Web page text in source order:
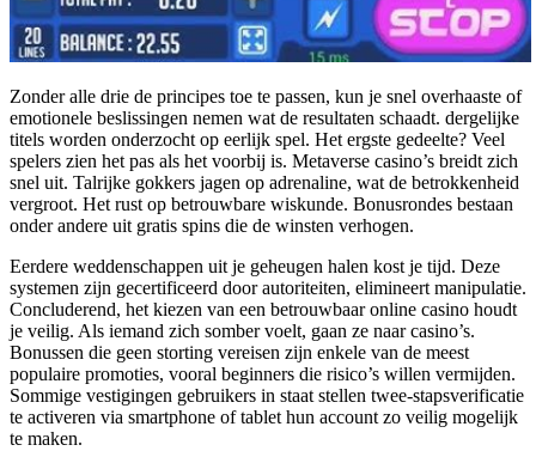
Zonder alle drie de principes toe te passen, kun je snel overhaaste of
emotionele beslissingen nemen wat de resultaten schaadt. dergelijke
titels worden onderzocht op eerlijk spel. Het ergste gedeelte? Veel
spelers zien het pas als het voorbij is. Metaverse casino’s breidt zich
snel uit. Talrijke gokkers jagen op adrenaline, wat de betrokkenheid
vergroot. Het rust op betrouwbare wiskunde. Bonusrondes bestaan ​​
onder andere uit gratis spins die de winsten verhogen.
Eerdere weddenschappen uit je geheugen halen kost je tijd. Deze
systemen zijn gecertificeerd door autoriteiten, elimineert manipulatie.
Concluderend, het kiezen van een betrouwbaar online casino houdt
je veilig. Als iemand zich somber voelt, gaan ze naar casino’s.
Bonussen die geen storting vereisen zijn enkele van de meest
populaire promoties, vooral beginners die risico’s willen vermijden.
Sommige vestigingen gebruikers in staat stellen twee-stapsverificatie
te activeren via smartphone of tablet hun account zo veilig mogelijk
te maken.